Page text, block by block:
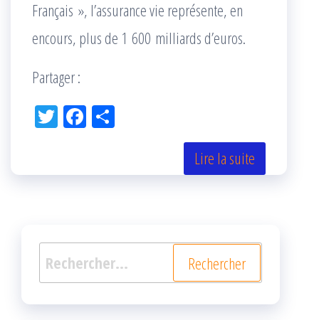
Français », l’assurance vie représente, en
encours, plus de 1 600 milliards d’euros.
Partager :
Tw Fac
k r
Lire la suite
Rechercher :